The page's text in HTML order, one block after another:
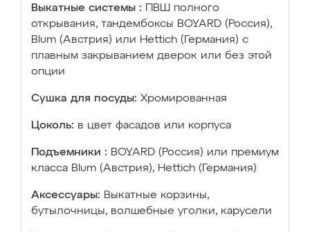
Выкатные системы :
ПВШ полного
открывания, тандембоксы BOYARD (Россия),
Blum (Австрия) или Hettich (Германия) с
плавным закрыванием дверок или без этой
опции
Сушка для посуды: Хромированная
Цоколь: в цвет фасадов или корпуса
Подъемники : BOYARD (Россия) или премиум
класса Blum (Австрия), Hettich (Германия)
Аксессуары: Выкатные корзины,
бутылочницы, волшебные уголки, карусели